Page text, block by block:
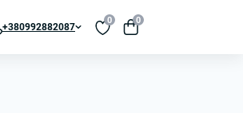
+380992882087
0 0